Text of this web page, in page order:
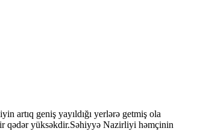
artıq geniş yayıldığı yerlərə getmiş ola
qədər yüksəkdir.Səhiyyə Nazirliyi həmçinin